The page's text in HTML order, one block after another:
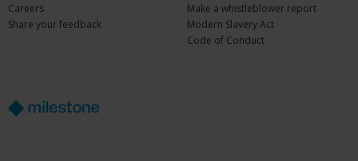
Careers
Share your feedback
Make a whistleblower report
Modern Slavery Act
Code of Conduct